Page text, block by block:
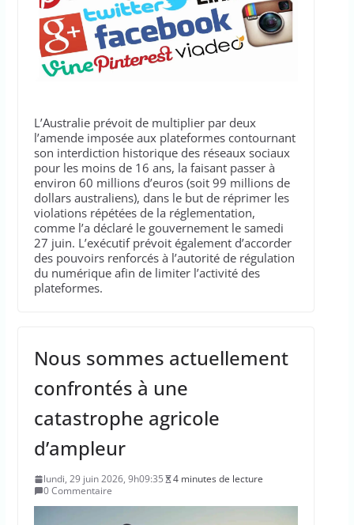
L’Australie prévoit de multiplier par deux
l’amende imposée aux plateformes contournant
son interdiction historique des réseaux sociaux
pour les moins de 16 ans, la faisant passer à
environ 60 millions d’euros (soit 99 millions de
dollars australiens), dans le but de réprimer les
violations répétées de la réglementation,
comme l’a déclaré le gouvernement le samedi
27 juin. L’exécutif prévoit également d’accorder
des pouvoirs renforcés à l’autorité de régulation
du numérique afin de limiter l’activité des
plateformes.
Nous sommes actuellement
confrontés à une
catastrophe agricole
d’ampleur
lundi, 29 juin 2026, 9h09:35
4 minutes de lecture
0 Commentaire